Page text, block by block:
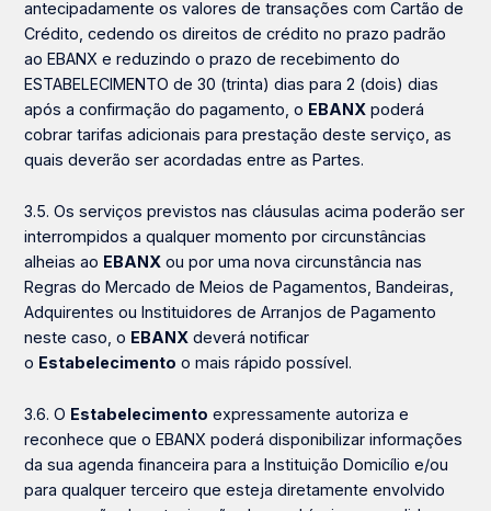
antecipadamente os valores de transações com Cartão de
Crédito, cedendo os direitos de crédito no prazo padrão
ao EBANX e reduzindo o prazo de recebimento do
ESTABELECIMENTO de 30 (trinta) dias para 2 (dois) dias
após a confirmação do pagamento, o EBANX poderá
cobrar tarifas adicionais para prestação deste serviço, as
quais deverão ser acordadas entre as Partes.
3.5. Os serviços previstos nas cláusulas acima poderão ser
interrompidos a qualquer momento por circunstâncias
alheias ao EBANX ou por uma nova circunstância nas
Regras do Mercado de Meios de Pagamentos, Bandeiras,
Adquirentes ou Instituidores de Arranjos de Pagamento
neste caso, o EBANX deverá notificar
o Estabelecimento o mais rápido possível.
3.6. O Estabelecimento expressamente autoriza e
reconhece que o EBANX poderá disponibilizar informações
da sua agenda financeira para a Instituição Domicílio e/ou
para qualquer terceiro que esteja diretamente envolvido